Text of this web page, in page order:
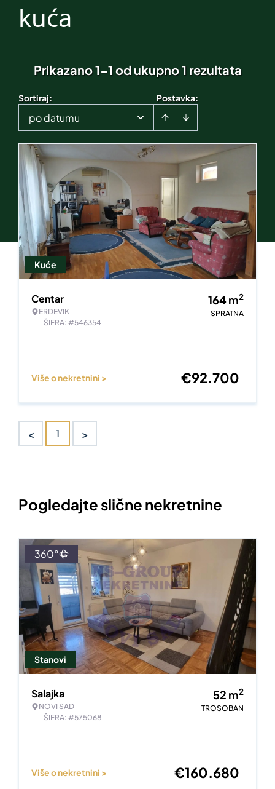
kuća
Prikazano 1-1 od ukupno 1 rezultata
Postavka:
Sortiraj:
po datumu
Kuće
Centar
ERDEVIK
ŠIFRA: #546354
164m2
SPRATNA
Više o nekretnini > €92.700
< 1 >
Pogledajte slične nekretnine
Stanovi
360°
Salajka
NOVI SAD
ŠIFRA: #575068
52 m2
TROSOBAN
Više o nekretnini > €160.680